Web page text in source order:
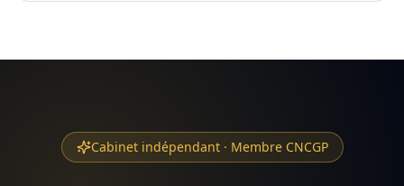
Cabinet indépendant · Membre CNCGP